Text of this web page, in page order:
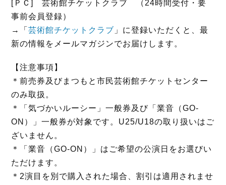
[ＰＣ] 芸術館チケットクラブ （24時間受付・要
事前会員登録）
→「芸術館チケットクラブ 」に登録いただくと、最
新の情報をメールマガジンでお届けします。
【注意事項】
＊前売券及びまつもと市民芸術館チケットセンター
のみ取扱。
＊「気づかいルーシー」一般券及び「業音（GO-
ON）」一般券が対象です。U25/U18の取り扱いはご
ざいません。
＊「業音（GO-ON）」はご希望の公演日をお選びい
ただけます。
＊2演目を別で購入された場合、割引は適用されませ